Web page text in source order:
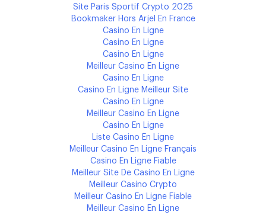
Site Paris Sportif Crypto 2025
Bookmaker Hors Arjel En France
Casino En Ligne
Casino En Ligne
Casino En Ligne
Meilleur Casino En Ligne
Casino En Ligne
Casino En Ligne Meilleur Site
Casino En Ligne
Meilleur Casino En Ligne
Casino En Ligne
Liste Casino En Ligne
Meilleur Casino En Ligne Français
Casino En Ligne Fiable
Meilleur Site De Casino En Ligne
Meilleur Casino Crypto
Meilleur Casino En Ligne Fiable
Meilleur Casino En Ligne